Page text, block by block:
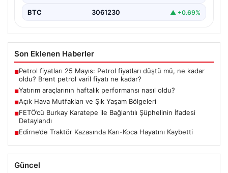
BTC 3061230 ▲ +0.69%
Son Eklenen Haberler
■Petrol fiyatları 25 Mayıs: Petrol fiyatları düştü mü, ne kadar
oldu? Brent petrol varil fiyatı ne kadar?
■Yatırım araçlarının haftalık performansı nasıl oldu?
■Açık Hava Mutfakları ve Şık Yaşam Bölgeleri
■FETÖ’cü Burkay Karatepe ile Bağlantılı Şüphelinin İfadesi
Detaylandı
■Edirne’de Traktör Kazasında Karı-Koca Hayatını Kaybetti
Güncel